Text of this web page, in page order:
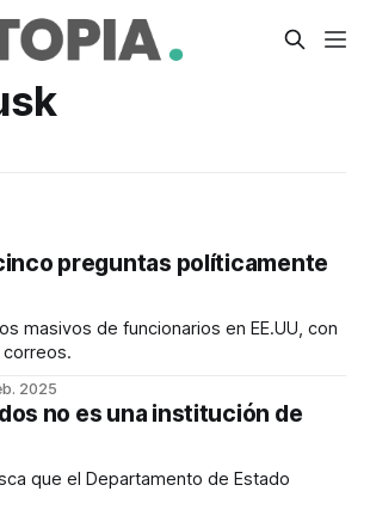
preguntas políticamente
masivos de funcionarios en EE.UU, con
correos.
2025
no es una institución de
que el Departamento de Estado